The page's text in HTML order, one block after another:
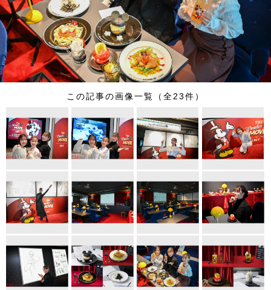
この記事の画像一覧（全23件）